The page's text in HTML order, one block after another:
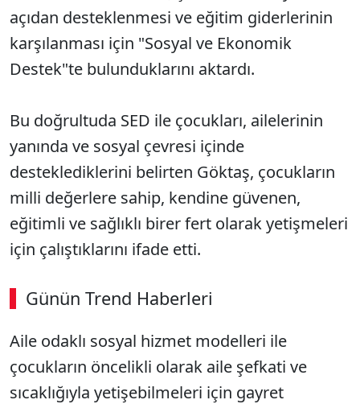
açıdan desteklenmesi ve eğitim giderlerinin
karşılanması için "Sosyal ve Ekonomik
Destek"te bulunduklarını aktardı.
Bu doğrultuda SED ile çocukları, ailelerinin
yanında ve sosyal çevresi içinde
desteklediklerini belirten Göktaş, çocukların
milli değerlere sahip, kendine güvenen,
eğitimli ve sağlıklı birer fert olarak yetişmeleri
için çalıştıklarını ifade etti.
Günün Trend Haberleri
Aile odaklı sosyal hizmet modelleri ile
çocukların öncelikli olarak aile şefkati ve
sıcaklığıyla yetişebilmeleri için gayret